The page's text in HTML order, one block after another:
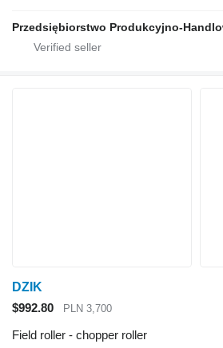
DZIK
$992.80
PLN 3,700
Field roller - chopper roller